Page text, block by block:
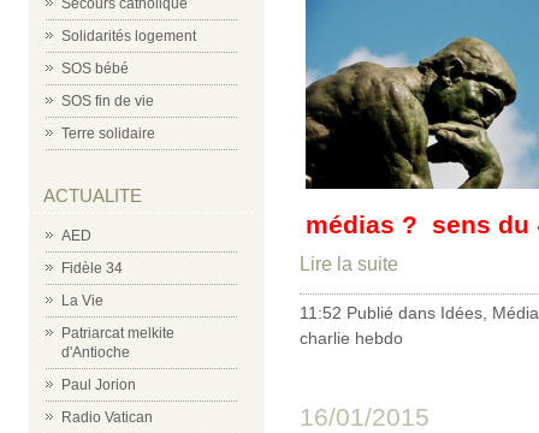
Secours catholique
Solidarités logement
SOS bébé
SOS fin de vie
Terre solidaire
ACTUALITE
AED
Fidèle 34
La Vie
Patriarcat melkite
d'Antioche
Paul Jorion
Radio Vatican
médias ? sens du
Lire la suite
11:52 Publié dans Idées
charlie hebdo
16/01/2015